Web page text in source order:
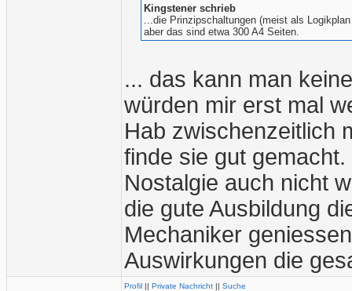
Kingstener schrieb
...die Prinzipschaltungen (meist als
aber das sind etwa 300 A4 Seiten.
... das kann man
würden mir erst mal
Hab zwischenzeitlich
finde sie gut
Nostalgie auch nicht
die gute Ausbildung
Mechaniker
Auswirkungen die
Profil || Private Nachricht || Suche